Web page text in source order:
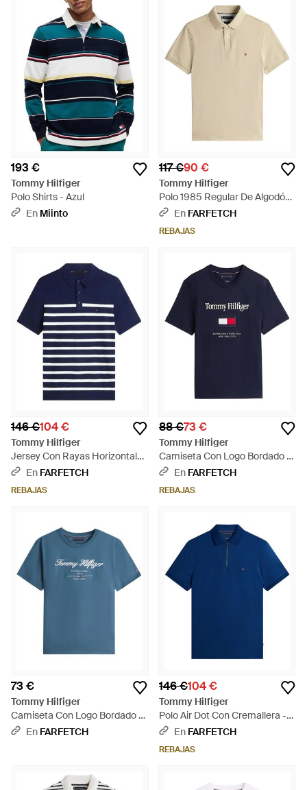
193 €
Tommy Hilfiger
Polo Shirts - Azul
En Miinto
117 €90 €
Tommy Hilfiger
Polo 1985 Regular De Algodón
- Neutro
En FARFETCH
REBAJAS
146 €104 €
Tommy Hilfiger
Jersey Con Rayas Horizontales
Y Logo Bordado - Azul
En FARFETCH
REBAJAS
88 €73 €
Tommy Hilfiger
Camiseta Con Logo Bordado -
AzulEn FARFETCH
REBAJAS
73 €
Tommy Hilfiger
Camiseta Con Logo Bordado -
AzulEn FARFETCH
146 €104 €
Tommy Hilfiger
Polo Air Dot Con Cremallera -
AzulEn FARFETCH
REBAJAS